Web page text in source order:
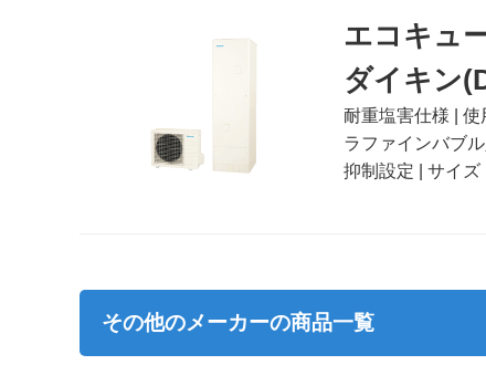
エコキュ
ダイキン
耐重塩害仕様 |
ラファインバブ
抑制設定 | サイズ
その他のメーカーの商品一覧